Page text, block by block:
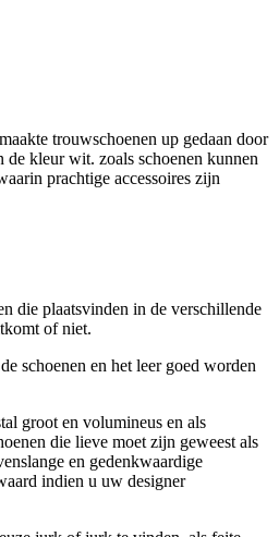
trouwschoenen up gedaan door
kleur wit. zoals schoenen kunnen
prachtige accessoires zijn
die plaatsvinden in de verschillende
of niet.
schoenen en het leer goed worden
groot en volumineus en als
die lieve moet zijn geweest als
en gedenkwaardige
indien u uw designer